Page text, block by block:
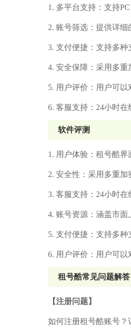
1. 多平台支持：支持
2. 账号筛选：提供详细
3. 支付便捷：支持多种
4. 安全保障：采用多重
5. 用户评价：用户可以
6. 客服支持：24小时在
软件评测
1. 用户体验：租号酷界
2. 安全性：采用多重加
3. 客服支持：24小时在
4. 账号资源：涵盖市面
5. 支付便捷：支持多种
6. 用户评价：用户可以
租号酷常见问题解答
【注册问题】
如何注册租号酷账号？